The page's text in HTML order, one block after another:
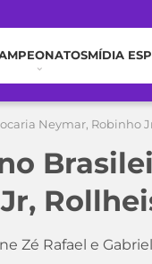
MÍDIA
Neymar, Robinho
Zé Rafael e